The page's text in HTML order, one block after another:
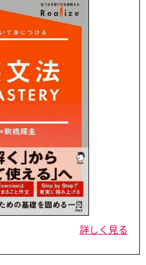
詳しく見る